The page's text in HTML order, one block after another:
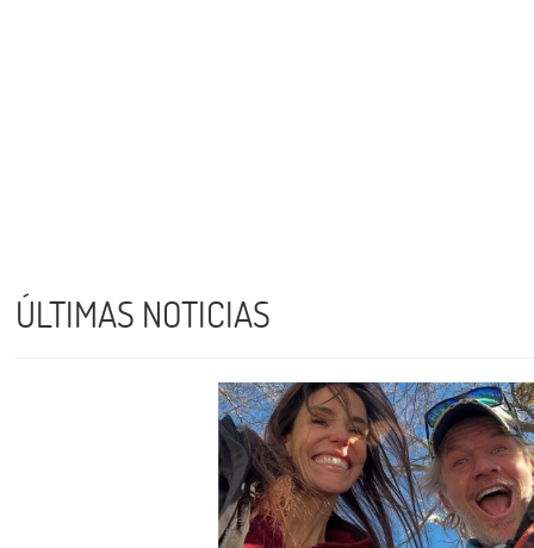
ÚLTIMAS NOTICIAS